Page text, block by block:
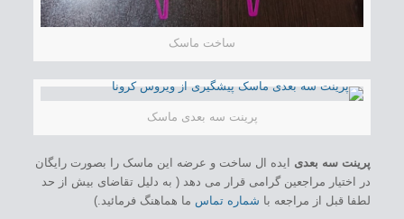
ساخت ماسک
پرینت سه بعدی ماسک
پرینت سه بعدی ایده ال ساخت و عرضه این ماسک را بصورت رایگان
در اختیار مراجعین گرامی قرار می دهد ( به دلیل تقاضای بیش از حد
لطفا قبل از مراجعه با شماره تماس ما هماهنگ فرمائید.)